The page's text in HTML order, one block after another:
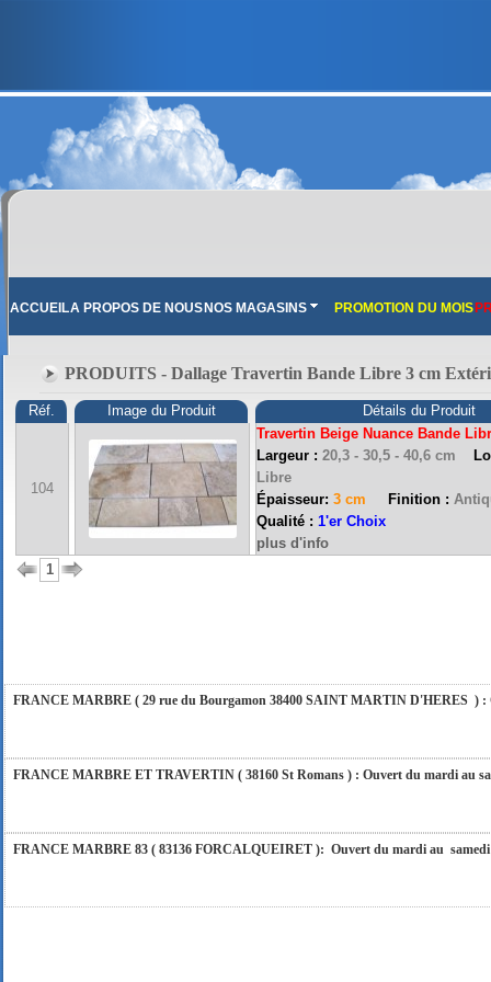
ACCUEILA PROPOS DE NOUS NOS MAGASINS PROMOTION DU MOIS
PRODUITS - Dallage Travertin Bande Libre 3 cm
Réf. Image du Produit Détails du Produit
104
Travertin Beige Nuance Bande
Largeur : 20,3 - 30,5 - 40,6 cm
Libre
Épaisseur: 3 cm Finition :
Qualité : 1'er Choix
plus d'info
1
FRANCE MARBRE 13 ( 13680 LANCON PROVENCE ): Ouvert du mardi au
FRANCE MARBRE 84 ( 84600 VALREAS ): Ouvert du mardi au samedi inclus de
FRANCE MARBRE ( 29 rue du Bourgamon 38400 SAINT MARTIN D'HERES ) :
FRANCE MARBRE ET TRAVERTIN ( 38160 St Romans ) : Ouvert du mardi au
FRANCE MARBRE 83 ( 83136 FORCALQUEIRET ): Ouvert du mardi au samedi